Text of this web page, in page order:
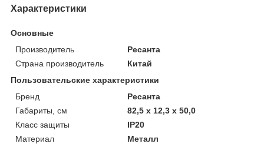
Характеристики
Основные
Производитель
Ресанта
Страна производитель
Китай
Пользовательские характеристики
Бренд
Ресанта
Габариты, см
82,5 х 12,3 х 50,0
Класс защиты
IP20
Материал
Металл